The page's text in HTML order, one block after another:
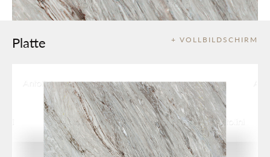
+ VOLLBILDSCHIRM
Platte